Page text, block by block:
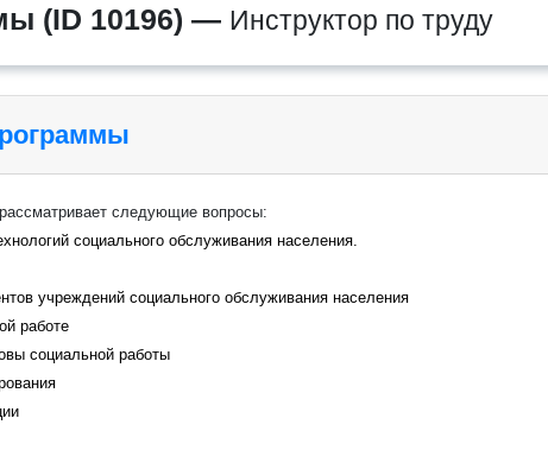
(ID 10196) — Инструктор по труду
следующие вопросы:
социального обслуживания населения.
учреждений социального обслуживания населения
работе
социальной работы